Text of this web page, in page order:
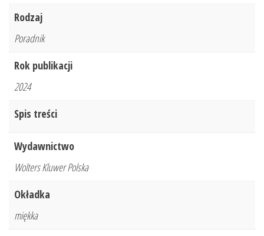
Rodzaj
Poradnik
Rok publikacji
2024
Spis treści
Wydawnictwo
Wolters Kluwer Polska
Okładka
miękka